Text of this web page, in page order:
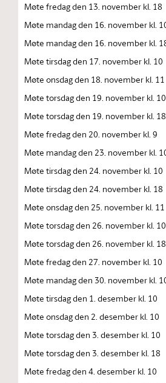
Møte fredag den 13. november kl. 18
Møte mandag den 16. november kl.
Møte mandag den 16. november kl.
Møte tirsdag den 17. november kl. 10
Møte onsdag den 18. november kl. 11
Møte torsdag den 19. november kl. 10
Møte torsdag den 19. november kl. 18
Møte fredag den 20. november kl. 9
Møte mandag den 23. november kl.
Møte tirsdag den 24. november kl. 10
Møte tirsdag den 24. november kl. 18
Møte onsdag den 25. november kl. 11
Møte torsdag den 26. november kl. 10
Møte torsdag den 26. november kl. 18
Møte fredag den 27. november kl. 10
Møte mandag den 30. november kl.
Møte tirsdag den 1. desember kl. 10
Møte onsdag den 2. desember kl. 10
Møte torsdag den 3. desember kl. 10
Møte torsdag den 3. desember kl. 18
Møte fredag den 4. desember kl. 10